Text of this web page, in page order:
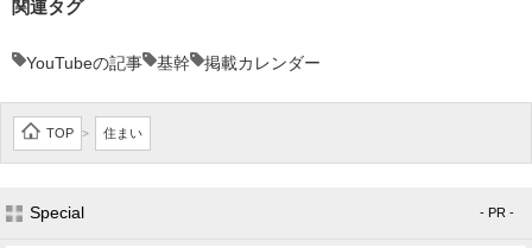
関連タグ
YouTubeの記事 基幹 掲載カレンダー
TOP > 住まい
Special - PR -